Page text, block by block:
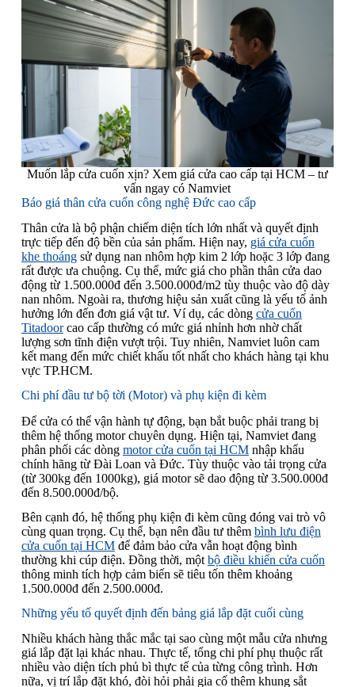
Muốn lắp cửa cuốn xịn? Xem giá cửa cao cấp tại HCM – tư
vấn ngay có Namviet
Báo giá thân cửa cuốn công nghệ Đức cao cấp
Thân cửa là bộ phận chiếm diện tích lớn nhất và quyết định
trực tiếp đến độ bền của sản phẩm. Hiện nay, giá cửa cuốn
khe thoángsử dụng nan nhôm hợp kim 2 lớp hoặc 3 lớp đang
rất được ưa chuộng. Cụ thể, mức giá cho phần thân cửa dao
động từ 1.500.000đ đến 3.500.000đ/m2 tùy thuộc vào độ dày
nan nhôm. Ngoài ra, thương hiệu sản xuất cũng là yếu tố ảnh
hưởng lớn đến đơn giá vật tư. Ví dụ, các dòng cửa cuốn
Titadoorcao cấp thường có mức giá nhỉnh hơn nhờ chất
lượng sơn tĩnh điện vượt trội. Tuy nhiên, Namviet luôn cam
kết mang đến mức chiết khấu tốt nhất cho khách hàng tại khu
vực TP.HCM.
Chi phí đầu tư bộ tời (Motor) và phụ kiện đi kèm
Để cửa có thể vận hành tự động, bạn bắt buộc phải trang bị
thêm hệ thống motor chuyên dụng. Hiện tại, Namviet đang
phân phối các dòng motor cửa cuốn tại HCMnhập khẩu
chính hãng từ Đài Loan và Đức. Tùy thuộc vào tải trọng cửa
(từ 300kg đến 1000kg), giá motor sẽ dao động từ 3.500.000đ
đến 8.500.000đ/bộ.
Bên cạnh đó, hệ thống phụ kiện đi kèm cũng đóng vai trò vô
cùng quan trọng. Cụ thể, bạn nên đầu tư thêm bình lưu điện
cửa cuốn tại HCMđể đảm bảo cửa vẫn hoạt động bình
thường khi cúp điện. Đồng thời, một bộ điều khiển cửa cuốn
thông minh tích hợp cảm biến sẽ tiêu tốn thêm khoảng
1.500.000đ đến 2.500.000đ.
Những yếu tố quyết định đến bảng giá lắp đặt cuối cùng
Nhiều khách hàng thắc mắc tại sao cùng một mẫu cửa nhưng
giá lắp đặt lại khác nhau. Thực tế, tổng chi phí phụ thuộc rất
nhiều vào diện tích phủ bì thực tế của từng công trình. Hơn
nữa, vị trí lắp đặt khó, đòi hỏi phải gia cố thêm khung sắt